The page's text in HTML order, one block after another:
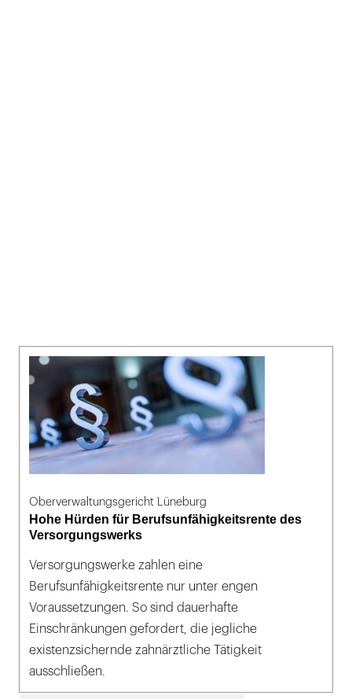
Oberverwaltungsgericht Lüneburg
Hohe Hürden für Berufsunfähigkeitsrente des
Versorgungswerks
Versorgungswerke zahlen eine
Berufsunfähigkeitsrente nur unter engen
Voraussetzungen. So sind dauerhafte
Einschränkungen gefordert, die jegliche
existenzsichernde zahnärztliche Tätigkeit
ausschließen.